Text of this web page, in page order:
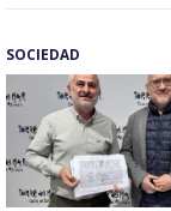
SOCIEDAD